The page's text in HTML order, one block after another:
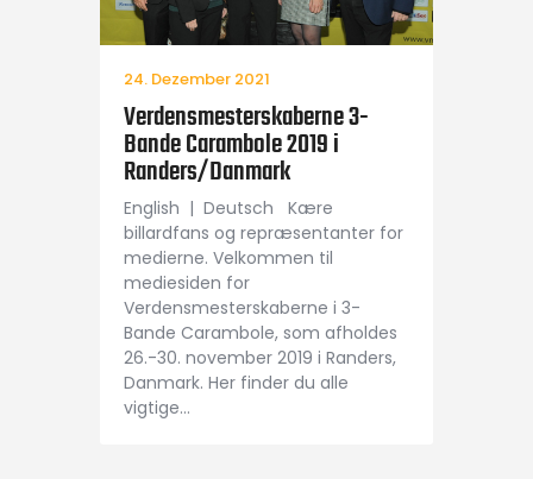
24. Dezember 2021
Verdensmesterskaberne 3-
Bande Carambole 2019 i
Randers/Danmark
English | Deutsch Kære
billardfans og repræsentanter for
medierne. Velkommen til
mediesiden for
Verdensmesterskaberne i 3-
Bande Carambole, som afholdes
26.-30. november 2019 i Randers,
Danmark. Her finder du alle
vigtige…